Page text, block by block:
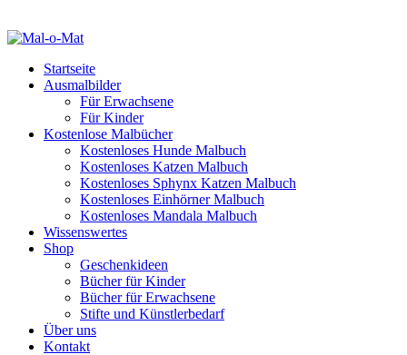
Startseite
Ausmalbilder
Für Erwachsene
Für Kinder
Kostenlose Malbücher
Kostenloses Hunde Malbuch
Kostenloses Katzen Malbuch
Kostenloses Sphynx Katzen Malbuch
Kostenloses Einhörner Malbuch
Kostenloses Mandala Malbuch
Wissenswertes
Shop
Geschenkideen
Bücher für Kinder
Bücher für Erwachsene
Stifte und Künstlerbedarf
Über uns
Kontakt